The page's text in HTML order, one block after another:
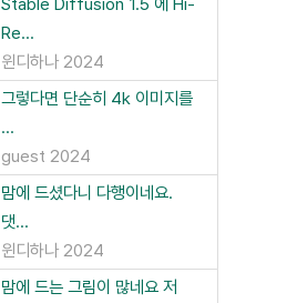
Re...
윈디하나 2024
그렇다면 단순히 4k 이미지를
...
guest 2024
맘에 드셨다니 다행이네요.
댓...
윈디하나 2024
맘에 드는 그림이 많네요 저